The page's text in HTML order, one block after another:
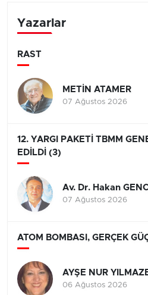
Yazarlar
RAST
METİN ATAMER
07 Ağustos 2026
12. YARGI PAKETİ TBMM
EDİLDİ (3)
Av. Dr. Hakan
07 Ağustos 2026
ATOM BOMBASI, GERÇEK
AYŞE NUR
06 Ağustos 2026